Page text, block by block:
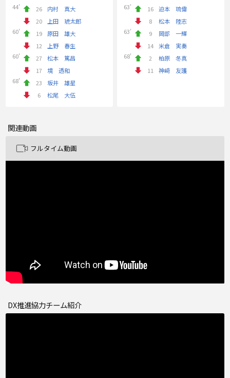
44' 26
内村 真大
20
上田 琥太郎
60'
19
原田 雄大
12
上野 春生
60'
27
松本 篤昌
17
境 透和
68'
23
坂井 雄星
6
松尾 大伍
63' 16
迫本 琉偉
8
松本 陸志
63'
9
岡部 一輝
14
米倉 実奏
68'
2
柏原 冬真
11
神﨑 友護
関連動画
フルタイム動画
DX推進協力チーム紹介